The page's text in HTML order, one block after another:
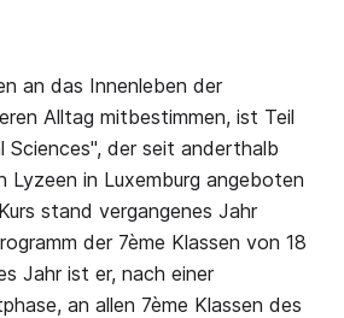
an das Innenleben der
Alltag mitbestimmen, ist Teil
Sciences", der seit anderthalb
Lyzeen in Luxemburg angeboten
stand vergangenes Jahr
der 7ème Klassen von 18
Jahr ist er, nach einer
an allen 7ème Klassen des